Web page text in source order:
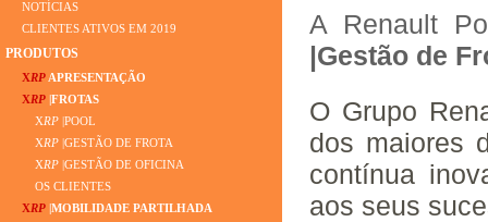
NOTÍCIAS
CLIENTES ATIVOS EM 2019
PRODUTOS
XRP APRESENTAÇÃO
XRP |FROTAS
XRP |POOL
XRP |GESTÃO DE FROTA
XRP |GESTÃO DE OFICINA
OS CLIENTES
XRP |MOBILIDADE PARTILHADA
A Renault
|Gestão de
O Grupo
dos maiores
contínua
aos seus